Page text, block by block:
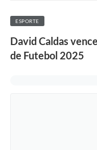
ESPORTE
David Caldas
de Futebol 2025